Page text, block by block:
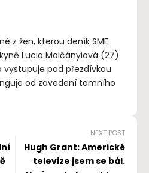
z žen, kterou deník SME
Lucia Molčányiová (27)
vystupuje pod přezdívkou
od zavedení tamního
NEXT POST
Hugh Grant: Americké
televize jsem se bál.